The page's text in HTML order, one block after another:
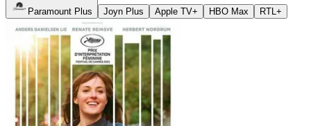
Paramount Plus Joyn Plus Apple TV+ HBO Max RTL+